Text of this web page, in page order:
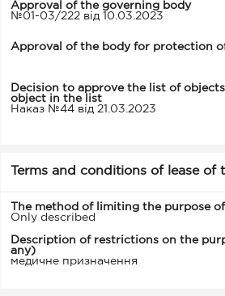
Approval of the governing body
№01-03/222 від 10.03.2023
Approval of the body for protection
Decision to approve the list of
object in the list
Наказ №44 від 21.03.2023
Terms and conditions of lease of
The method of limiting the purpose
Only described
Description of restrictions on the
any)
медичне призначення